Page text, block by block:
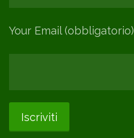
Your Email (obbligatorio)